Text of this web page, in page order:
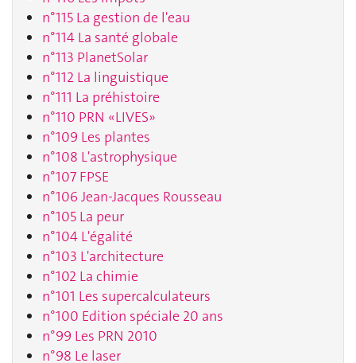
n°115 La gestion de l'eau
n°114 La santé globale
n°113 PlanetSolar
n°112 La linguistique
n°111 La préhistoire
n°110 PRN «LIVES»
n°109 Les plantes
n°108 L'astrophysique
n°107 FPSE
n°106 Jean-Jacques Rousseau
n°105 La peur
n°104 L'égalité
n°103 L'architecture
n°102 La chimie
n°101 Les supercalculateurs
n°100 Edition spéciale 20 ans
n°99 Les PRN 2010
n°98 Le laser